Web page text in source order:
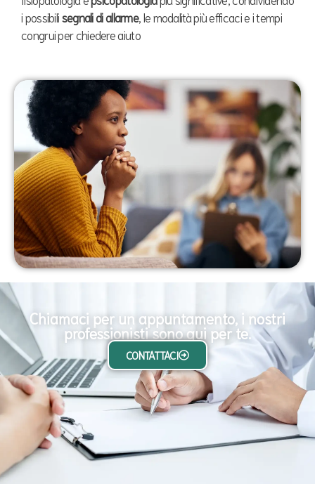
i possibili segnali di allarme, le modalità più efficaci e i tempi
congrui per chiedere aiuto
Chiamaci per un appuntamento, i nostri
professionisti sono qui per te.
CONTATTACI